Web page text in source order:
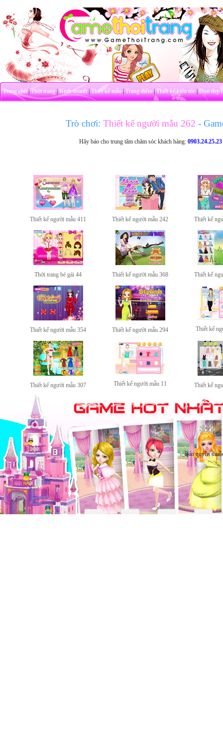
Trang chủ|Thời trang|Kinh doanh|Thiết kế mẫu|Trang điểm|Thiết kế kiểu tóc|Dọn dẹp
Trò chơi: Thiết kế người mẫu 262 -
Hãy báo cho trung tâm chăm sóc khách hàng:0903.24.25.23
Thiết kế người mẫu 411 Thiết kế người mẫu 242 Thiết kế
Thời trang bé gái 44 Thiết kế người mẫu 368 Thiết kế
Thiết kế người mẫu 354 Thiết kế người mẫu 294 Thiết kế
Thiết kế người mẫu 307 Thiết kế người mẫu 11 Thiết kế
Bản quyền